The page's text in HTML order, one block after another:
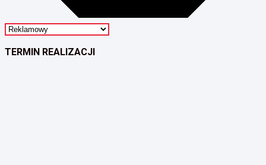
TERMIN REALIZACJI